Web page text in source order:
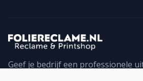
Geef je bedrijf een professionele